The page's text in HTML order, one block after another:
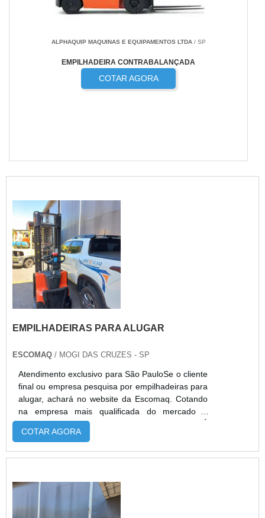
ALPHAQUIP MAQUINAS E EQUIPAMENTOS LTDA/ SP
EMPILHADEIRA CONTRABALANÇADA
COTAR AGORA
EMPILHADEIRAS PARA ALUGAR
ESCOMAQ / MOGI DAS CRUZES - SP
Atendimento exclusivo para São PauloSe o cliente
final ou empresa pesquisa por empilhadeiras para
alugar, achará no website da Escomaq. Cotando
na empresa mais qualificada do mercado e
achando a melhor referência em qualidade.É
importante lembrar que o serviço deve sempre
segmento. Esse tipo de cuidado ajuda a garantir a
evitar prejuízos com imprev...
COTAR AGORA